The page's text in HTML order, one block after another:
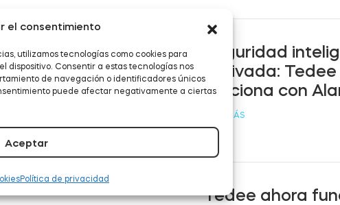
el consentimiento
utilizamos tecnologías como cookies para
dispositivo. Consentir a estas tecnologías nos
de navegación o identificadores únicos
puede afectar negativamente a ciertas
Aceptar
Política de privacidad
Seguridad
activada: Tedee
funciona con
LEER MÁS
Tedee ahora